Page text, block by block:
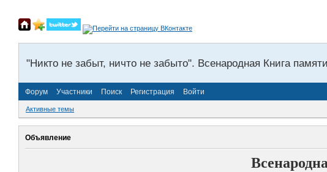
"Никто не забыт, ничто не забыто". Всенародная Книга
Форум Участники Поиск Регистрация Войти
Активные темы
Объявление